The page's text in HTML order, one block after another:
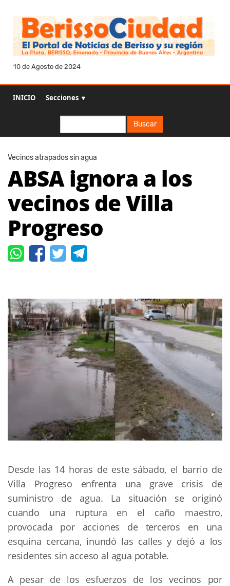
10 de Agosto de 2024
INICIO Secciones ▼
Buscar
Vecinos atrapados sin agua
ABSA ignora a los
vecinos de Villa
Progreso
Desde las 14 horas de este sábado, el barrio de
Villa Progreso enfrenta una grave crisis de
suministro de agua. La situación se originó
cuando una ruptura en el caño maestro,
provocada por acciones de terceros en una
esquina cercana, inundó las calles y dejó a los
residentes sin acceso al agua potable.
A pesar de los esfuerzos de los vecinos por